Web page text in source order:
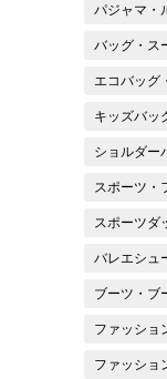
パジャマ・
バッグ・ス
エコバッグ
キッズバッ
ショルダー
スポーツ・
スポーツダ
バレエシュ
ブーツ・ブ
ファッショ
ファッショ